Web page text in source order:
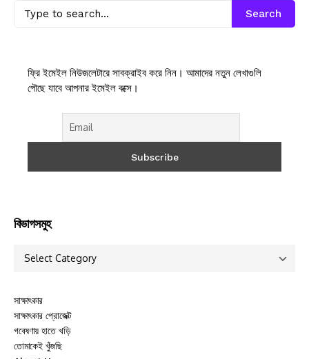
Search
ফ্রি ইমেইল নিউজলেটারে সাবক্রাইব করে নিন। আমাদের নতুন লেখাগুলি
পৌছে যাবে আপনার ইমেইল বক্সে।
বিভাগসমুহ
সাক্ষাৎকার
সাক্ষাৎকার প্রোজেক্ট
গবেষণায় হাতে খড়ি
তোমাকেই খুঁজছি